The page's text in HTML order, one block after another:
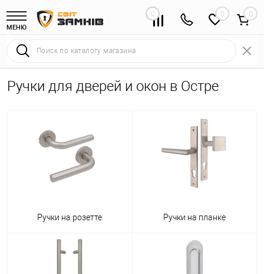
МЕНЮ
0 0
Ручки для дверей и окон в Остре
Ручки на розетте Ручки на планке